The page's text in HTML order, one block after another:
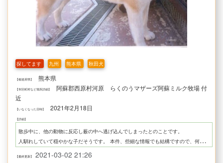
探してます 九州 熊本県 秋田犬
【都道府県】 熊本県
【市区町村など場所詳細】
阿蘇郡西原村河原 らくのうマザーズ阿蘇ミルク牧場 付
近
【いなくなった日時】 2021年2月18日
【詳細】
散歩中に、他の動物に反応し薮の中へ逃げ込んでしまったとのことです。
人馴れしていて穏やかな子だそうです。
本件、些細な情報でも結構ですので、何か情報をお持ちの方はぜひお寄せいただきたく、お願いいたします！
【ハピわん！による代理投稿】
【最終更新】 2021-03-02 21:26